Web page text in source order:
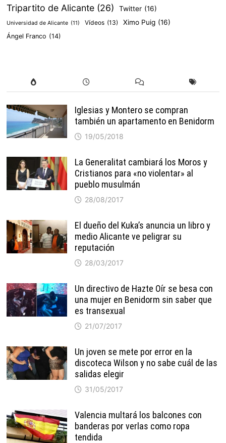
Tripartito de Alicante (26) Twitter (16)
Universidad de Alicante (11) Vídeos (13) Ximo Puig (16)
Ángel Franco (14)
Iglesias y Montero se compran
también un apartamento en Benidorm
19/05/2018
La Generalitat cambiará los Moros y
Cristianos para «no violentar» al
pueblo musulmán
28/08/2017
El dueño del Kuka’s anuncia un libro y
medio Alicante ve peligrar su
reputación
28/03/2017
Un directivo de Hazte Oír se besa con
una mujer en Benidorm sin saber que
es transexual
21/07/2017
Un joven se mete por error en la
discoteca Wilson y no sabe cuál de las
salidas elegir
31/05/2017
Valencia multará los balcones con
banderas por verlas como ropa
tendida